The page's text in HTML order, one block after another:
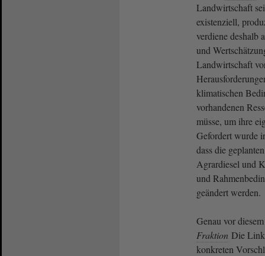
Landwirtschaft
existenziell,
verdiene deshalb
und
Landwirtschaft
klimatischen
vorhandenen
müsse, um ihre
Gefordert wurde
dass die
Agrardiesel und
und
geändert werden.
Genau vor
Fraktion Die
konkreten